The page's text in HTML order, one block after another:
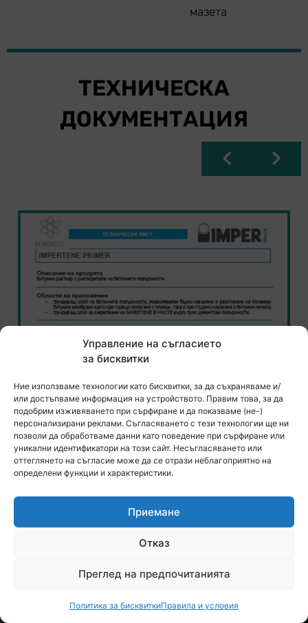
Управление на съгласието
за бисквитки
Ние използваме технологии като бисквитки, за да съхраняваме и/
или достъпваме информация на устройството. Правим това, за да
подобрим изживяването при сърфиране и да показваме (не-)
персонализирани реклами. Съгласяването с тези технологии ще ни
позволи да обработваме данни като поведение при сърфиране или
уникални идентификатори на този сайт. Несъгласяването или
оттеглянето на съгласие може да се отрази неблагоприятно на
определени функции и характеристики.
Приемане
Отказ
Преглед на предпочитанията
Политика за бисквиткиПравила и условия
мазета
ТЕХНИЧЕСКА
ДОКУМЕНТАЦИЯ